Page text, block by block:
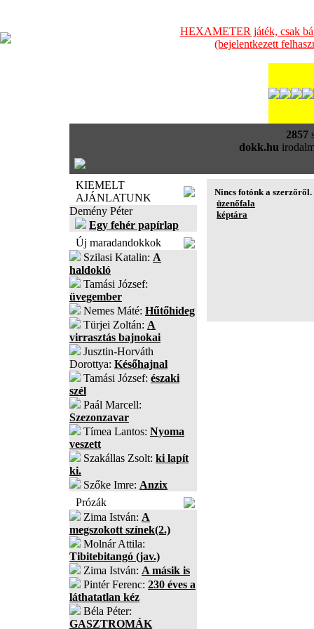
HEXAMETER játék, csak
(bejelentkezett
2857
dokk.hu
KIEMELT
AJÁNLATUNK
Demény Péter
Egy fehér papírlap
Új maradandokkok
Szilasi Katalin: A
haldokló
Tamási József:
üvegember
Nemes Máté: Hűtőhideg
Türjei Zoltán: A
virrasztás bajnokai
Jusztin-Horváth
Dorottya: Későhajnal
Tamási József: északi
szél
Paál Marcell:
Szezonzavar
Tímea Lantos: Nyoma
veszett
Szakállas Zsolt: ki lapít
ki.
Szőke Imre: Anzix
Prózák
Zima István: A
megszokott színek(2.)
Molnár Attila:
Tibitebitangó (jav.)
Zima István: A másik is
Pintér Ferenc: 230 éves a
láthatatlan kéz
Béla Péter:
GASZTROMÁK
Nincs fotónk a szerzőről.
üzenőfala
képtára